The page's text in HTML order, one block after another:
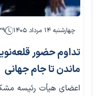
چهارشنبه ۱۴ مرداد ۱۴۰۵
تداوم حضور
ماندن تا جام جهانی
اعضای هیأت رئیسه